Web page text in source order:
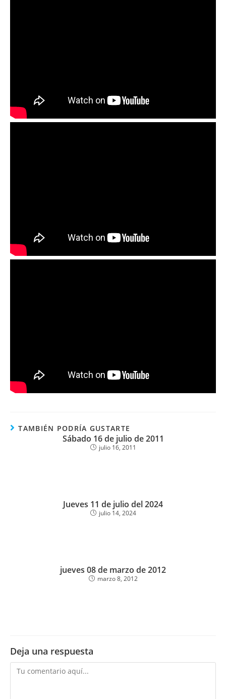
TAMBIÉN PODRÍA GUSTARTE
Sábado 16 de julio de 2011
julio 16, 2011
Jueves 11 de julio del 2024
julio 14, 2024
jueves 08 de marzo de 2012
marzo 8, 2012
Deja una respuesta
Comentario